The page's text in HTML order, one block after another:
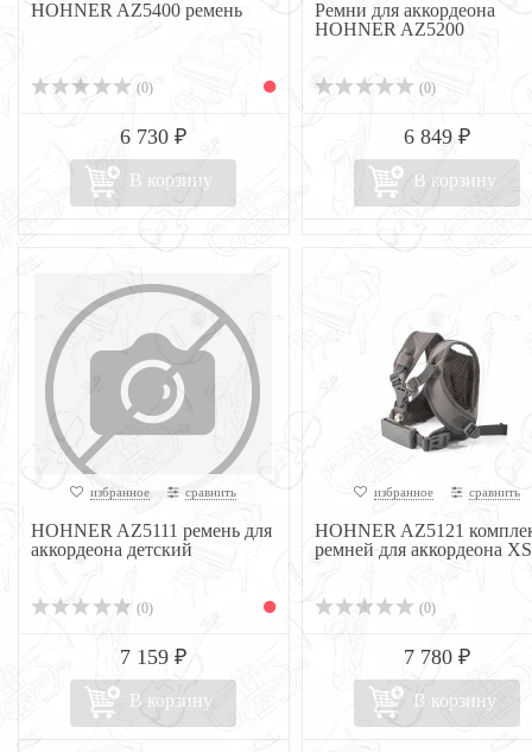
HOHNER AZ5400 ремень
(0)
6 730 ₽
В корзину
Ремни для аккордеона
HOHNER AZ5200
(0)
6 849 ₽
В корзину
избранное сравнить
HOHNER AZ5111 ремень для
аккордеона детский
(0)
7 159 ₽
В корзину
избранное сравнить
HOHNER AZ5121
ремней для аккордеона XS
(0)
7 780 ₽
В корзину